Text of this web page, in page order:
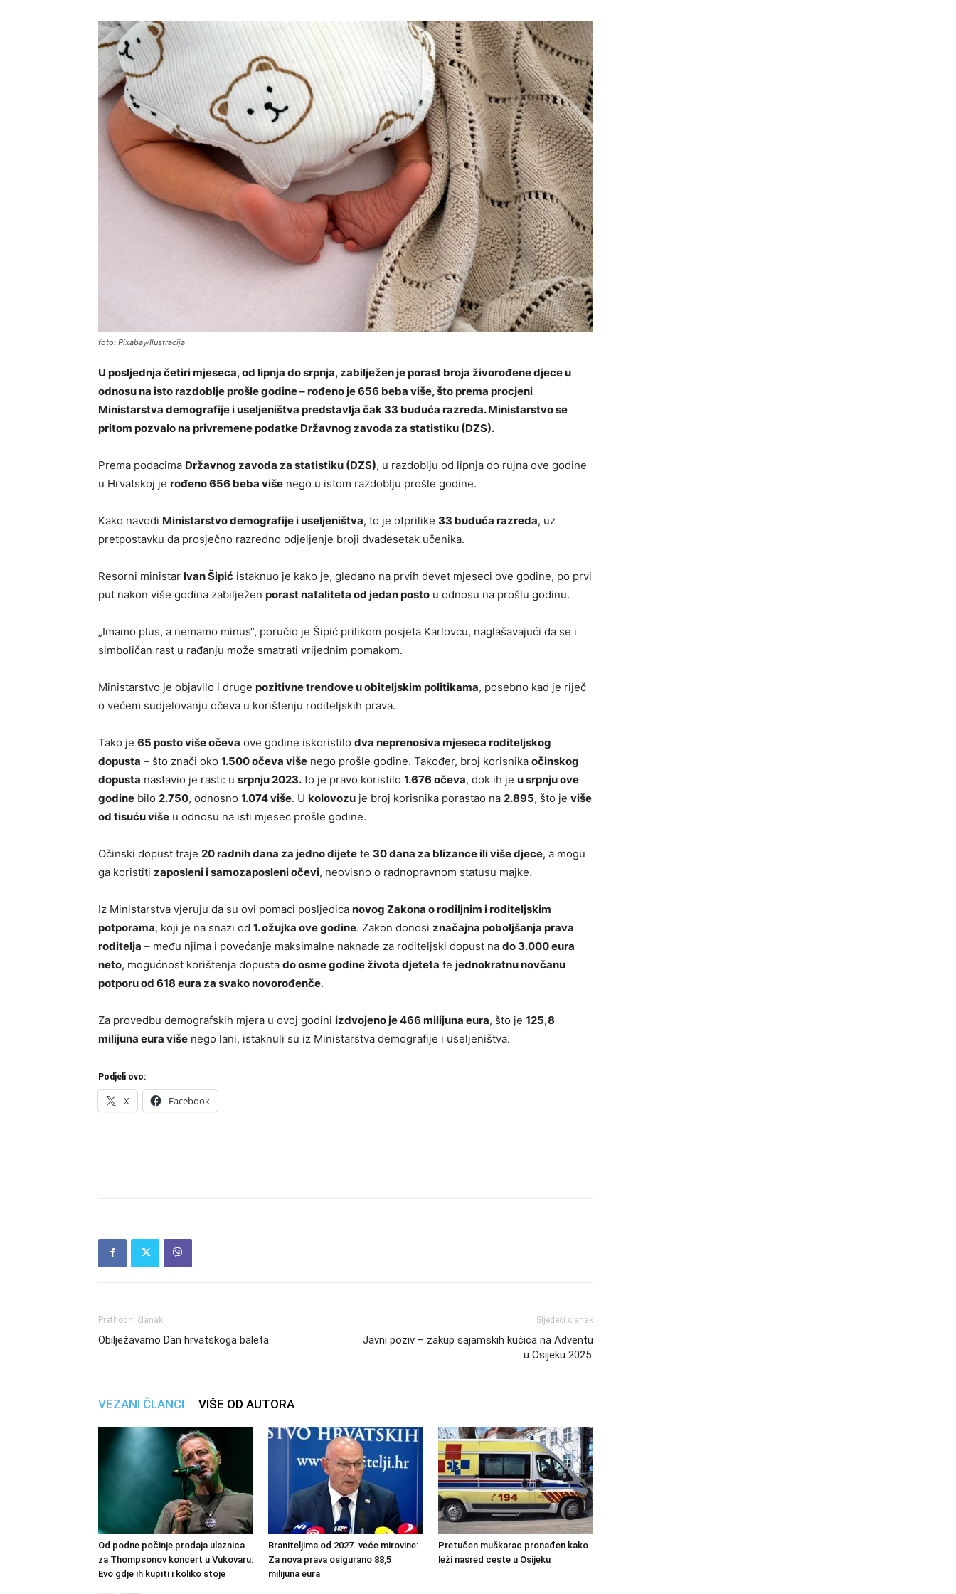
foto: Pixabay/Ilustracija
U posljednja četiri mjeseca, od lipnja do srpnja, zabilježen je porast broja živorođene djece u
odnosu na isto razdoblje prošle godine – rođeno je 656 beba više, što prema procjeni
Ministarstva demografije i useljeništva predstavlja čak 33 buduća razreda. Ministarstvo se
pritom pozvalo na privremene podatke Državnog zavoda za statistiku (DZS).
Prema podacima Državnog zavoda za statistiku (DZS), u razdoblju od lipnja do rujna ove godine
u Hrvatskoj je rođeno 656 beba više nego u istom razdoblju prošle godine.
Kako navodi Ministarstvo demografije i useljeništva, to je otprilike 33 buduća razreda, uz
pretpostavku da prosječno razredno odjeljenje broji dvadesetak učenika.
Resorni ministar Ivan Šipić istaknuo je kako je, gledano na prvih devet mjeseci ove godine, po prvi
put nakon više godina zabilježen porast nataliteta od jedan posto u odnosu na prošlu godinu.
„Imamo plus, a nemamo minus“, poručio je Šipić prilikom posjeta Karlovcu, naglašavajući da se i
simboličan rast u rađanju može smatrati vrijednim pomakom.
Ministarstvo je objavilo i druge pozitivne trendove u obiteljskim politikama, posebno kad je riječ
o većem sudjelovanju očeva u korištenju roditeljskih prava.
Tako je 65 posto više očeva ove godine iskoristilo dva neprenosiva mjeseca roditeljskog
dopusta – što znači oko 1.500 očeva više nego prošle godine. Također, broj korisnika očinskog
dopusta nastavio je rasti: u srpnju 2023. to je pravo koristilo 1.676 očeva, dok ih je u srpnju ove
godine bilo 2.750, odnosno 1.074 više. U kolovozu je broj korisnika porastao na 2.895, što je više
od tisuću više u odnosu na isti mjesec prošle godine.
Očinski dopust traje 20 radnih dana za jedno dijete te 30 dana za blizance ili više djece, a mogu
ga koristiti zaposleni i samozaposleni očevi, neovisno o radnopravnom statusu majke.
Iz Ministarstva vjeruju da su ovi pomaci posljedica novog Zakona o rodiljnim i roditeljskim
potporama, koji je na snazi od 1. ožujka ove godine. Zakon donosi značajna poboljšanja prava
roditelja – među njima i povećanje maksimalne naknade za roditeljski dopust na do 3.000 eura
neto, mogućnost korištenja dopusta do osme godine života djeteta te jednokratnu novčanu
potporu od 618 eura za svako novorođenče.
Za provedbu demografskih mjera u ovoj godini izdvojeno je 466 milijuna eura, što je 125,8
milijuna eura više nego lani, istaknuli su iz Ministarstva demografije i useljeništva.
Podjeli ovo:
X Facebook
Prethodni članak
Obilježavamo Dan hrvatskoga baleta
Sljedeći članak
Javni poziv – zakup sajamskih kućica na Adventu
u Osijeku 2025.
VEZANI ČLANCI VIŠE OD AUTORA
Od podne počinje prodaja ulaznica
za Thompsonov koncert u Vukovaru:
Evo gdje ih kupiti i koliko stoje
Braniteljima od 2027. veće mirovine:
Za nova prava osigurano 88,5
milijuna eura
Pretučen muškarac pronađen kako
leži nasred ceste u Osijeku